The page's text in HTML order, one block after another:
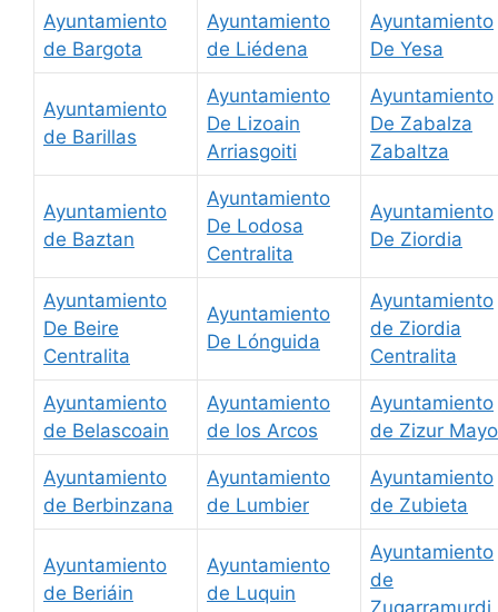
Ayuntamiento
de Bargota
Ayuntamiento
de Liédena
Ayuntamiento
De Yesa
Ayuntamiento
de Barillas
Ayuntamiento
De Lizoain
Arriasgoiti
Ayuntamiento
De Zabalza
Zabaltza
Ayuntamiento
de Baztan
Ayuntamiento
De Lodosa
Centralita
Ayuntamiento
De Ziordia
Ayuntamiento
De Beire
Centralita
Ayuntamiento
De Lónguida
Ayuntamiento
de Ziordia
Centralita
Ayuntamiento
de Belascoain
Ayuntamiento
de los Arcos
Ayuntamiento
de Zizur
Ayuntamiento
de Berbinzana
Ayuntamiento
de Lumbier
Ayuntamiento
de Zubieta
Ayuntamiento
de Beriáin
Ayuntamiento
de Luquin
Ayuntamiento
de
Zugarramurdi